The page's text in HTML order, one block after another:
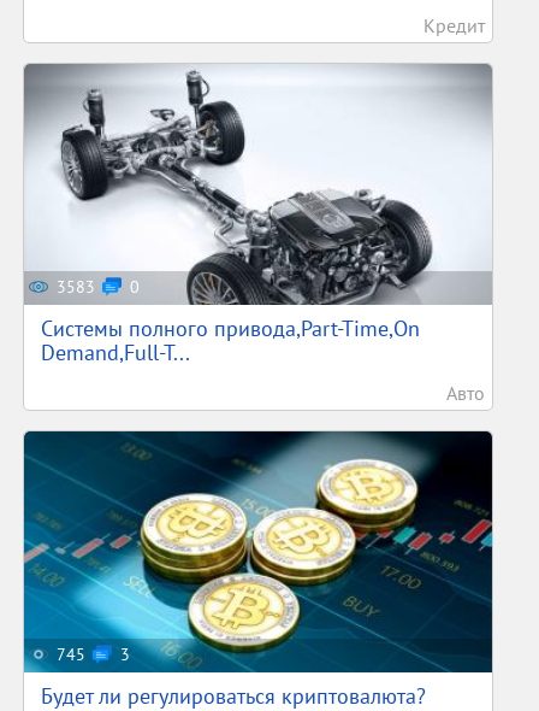
Кредит
3583 0
Системы полного привода,Part-Time,On
Demand,Full-T...
Авто
745 3
Будет ли регулироваться криптовалюта?